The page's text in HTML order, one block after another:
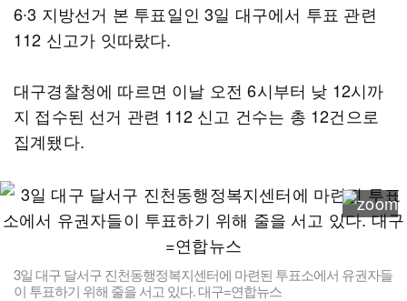
6∙3 지방선거 본 투표일인 3일 대구에서 투표 관련
112 신고가 잇따랐다.
대구경찰청에 따르면 이날 오전 6시부터 낮 12시까
지 접수된 선거 관련 112 신고 건수는 총 12건으로
집계됐다.
3일 대구 달서구 진천동행정복지센터에 마련된 투표소에서 유권자들
이 투표하기 위해 줄을 서고 있다. 대구=연합뉴스